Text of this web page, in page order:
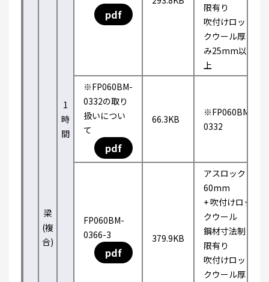
梁
(複
合)
1
時
間
pdf
限有り
吹付けロッ
クウール厚
み25mm以
上
※FP060BM-
0332の取り
扱いについ
て
pdf
66.3KB
※FP060BM-
0332
FP060BM-
0366-3
pdf
379.9KB
アスロック
60mm
+ 吹付けロッ
クウール
鋼材寸法制
限有り
吹付けロッ
クウール厚